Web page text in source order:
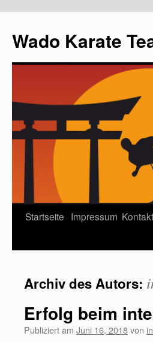
Wado Karate
Startseite Impressum Kontakt
Archiv des Autors:
Erfolg beim
Publiziert am Juni 16, 2018von